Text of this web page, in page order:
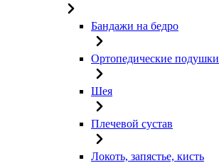
Бандажи на бедро
Ортопедические
Шея
Плечевой сустав
Локоть, запястье, кисть